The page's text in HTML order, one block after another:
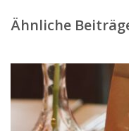
Ähnliche